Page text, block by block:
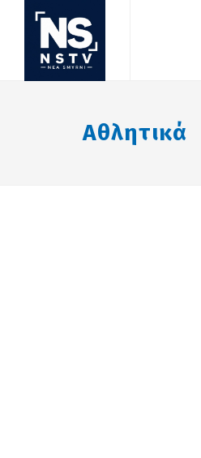
Αθλητικά